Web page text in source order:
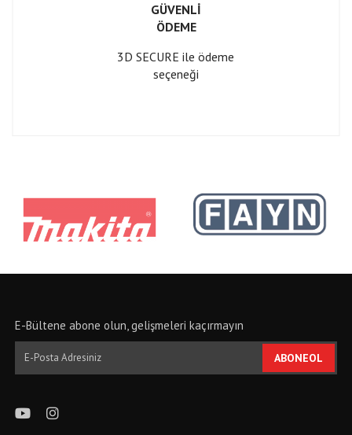
GÜVENLİ
ÖDEME
3D SECURE ile ödeme
seçeneği
E-Bültene abone olun, gelişmeleri kaçırmayın
ABONEOL